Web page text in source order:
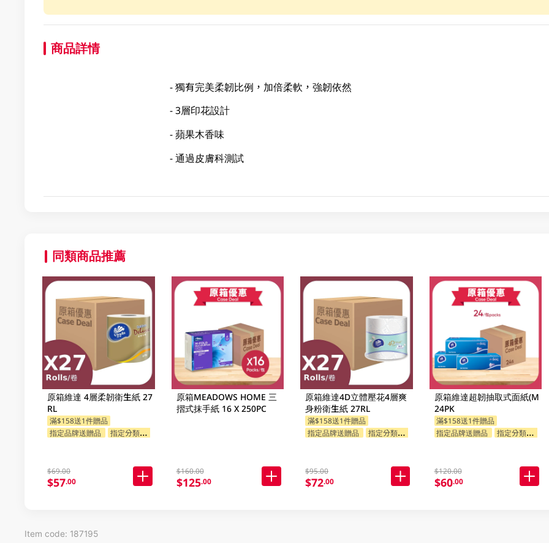
商品詳情
- 獨有完美柔韌比例，加倍柔軟，強韌依然
- 3層印花設計
- 蘋果木香味
- 通過皮膚科測試
同類商品推薦
原箱維達 4層柔韌衛生紙 27
RL
滿$158送1件贈品
指定品牌送贈品
指定分類送贈品
$69.00
$57.00
原箱MEADOWS HOME 三
摺式抹手紙 16 X 250PC
$160.00
$125.00
原箱維達4D立體壓花4層爽
身粉衛生紙 27RL
滿$158送1件贈品
指定品牌送贈品
指定分類送贈品
$95.00
$72.00
原箱維達超韌抽取式面紙(M
24PK
滿$158送1件贈品
指定品牌送贈品
指定分類送贈品
$120.00
$60.00
Item code: 187195